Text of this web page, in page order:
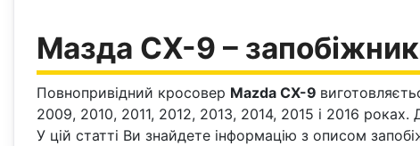
Мазда CХ-9 –
Повнопривідний кросовер Mazda CX-9
2009, 2010, 2011, 2012, 2013, 2014, 2015 і 2016 роках.
У цій статті Ви знайдете інформацію з описом